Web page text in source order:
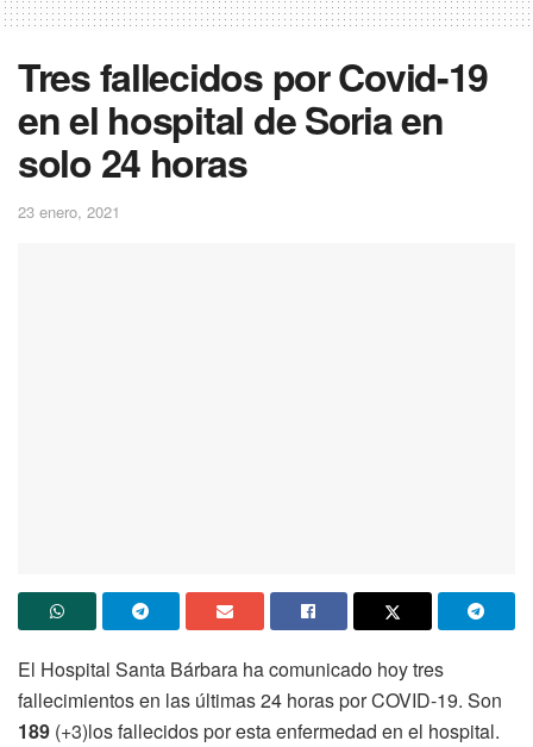
Tres fallecidos por Covid-19
en el hospital de Soria en
solo 24 horas
23 enero, 2021
El Hospital Santa Bárbara ha comunicado hoy tres
fallecimientos en las últimas 24 horas por COVID-19. Son
189 (+3)los fallecidos por esta enfermedad en el hospital.